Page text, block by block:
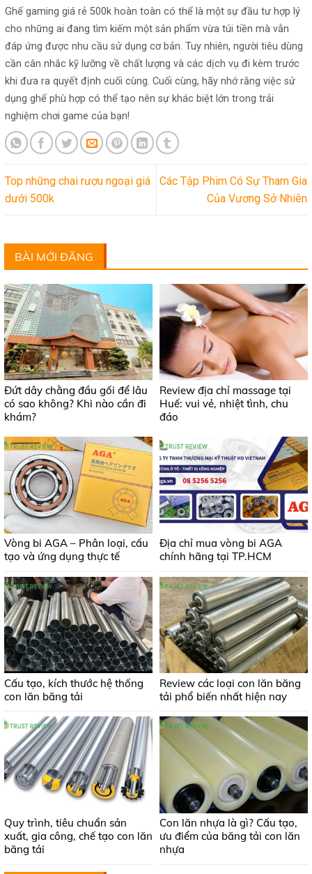
Ghế gaming giá rẻ 500k hoàn toàn có thể là một sự đầu tư hợp lý
cho những ai đang tìm kiếm một sản phẩm vừa túi tiền mà vẫn
đáp ứng được nhu cầu sử dụng cơ bản. Tuy nhiên, người tiêu dùng
cần cân nhắc kỹ lưỡng về chất lượng và các dịch vụ đi kèm trước
khi đưa ra quyết định cuối cùng. Cuối cùng, hãy nhớ rằng việc sử
dụng ghế phù hợp có thể tạo nên sự khác biệt lớn trong trải
nghiệm chơi game của bạn!
Top những chai rượu ngoại giá
dưới 500k
Các Tập Phim Có Sự Tham Gia
Của Vương Sở Nhiên
BÀI MỚI ĐĂNG
Đứt dây chằng đầu gối để lâu
có sao không? Khi nào cần đi
khám?
Review địa chỉ massage tại
Huế: vui vẻ, nhiệt tình, chu
đáo
Vòng bi AGA – Phân loại, cấu
tạo và ứng dụng thực tế
Địa chỉ mua vòng bi AGA
chính hãng tại TP.HCM
Cấu tạo, kích thước hệ thống
con lăn băng tải
Review các loại con lăn băng
tải phổ biến nhất hiện nay
Quy trình, tiêu chuẩn sản
xuất, gia công, chế tạo con lăn
băng tải
Con lăn nhựa là gì? Cấu tạo,
ưu điểm của băng tải con lăn
nhựa